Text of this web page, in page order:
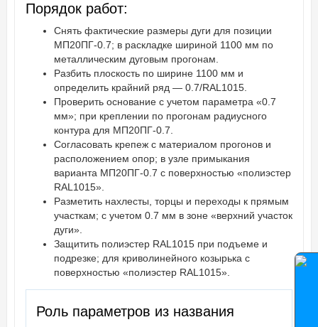
Порядок работ:
Снять фактические размеры дуги для позиции
МП20ПГ-0.7; в раскладке шириной 1100 мм по
металлическим дуговым прогонам.
Разбить плоскость по ширине 1100 мм и
определить крайний ряд — 0.7/RAL1015.
Проверить основание с учетом параметра «0.7
мм»; при креплении по прогонам радиусного
контура для МП20ПГ-0.7.
Согласовать крепеж с материалом прогонов и
расположением опор; в узле примыкания
варианта МП20ПГ-0.7 с поверхностью «полиэстер
RAL1015».
Разметить нахлесты, торцы и переходы к прямым
участкам; с учетом 0.7 мм в зоне «верхний участок
дуги».
Защитить полиэстер RAL1015 при подъеме и
подрезке; для криволинейного козырька с
поверхностью «полиэстер RAL1015».
Роль параметров из названия